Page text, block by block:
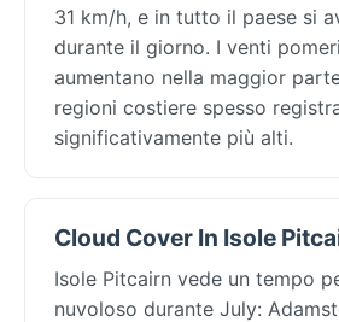
31 km/h, e in tutto il paese si
durante il giorno. I venti
aumentano nella maggior
regioni costiere spesso
significativamente più alti.
Cloud Cover In Isole
Isole Pitcairn vede un tempo
nuvoloso durante July: